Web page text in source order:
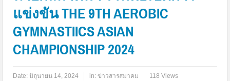
แข่งขัน THE 9TH AEROBIC
GYMNASTIICS ASIAN
CHAMPIONSHIP 2024
Date: มิถุนายน 14, 2024 in:ข่าวสารสมาคม 118 Views